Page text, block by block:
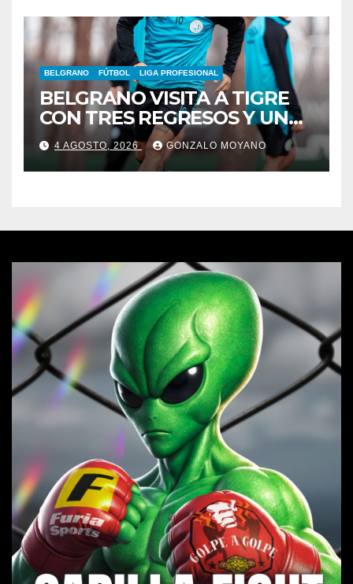
BELGRANO FÚTBOL LIGA PROFESIONAL
BELGRANO VISITA A TIGRE
CON TRES REGRESOS Y UNA
BAJA OBLIGADA
4 AGOSTO, 2026 GONZALO MOYANO